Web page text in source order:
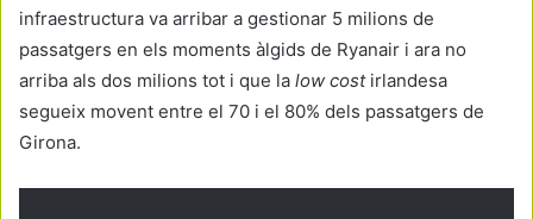
infraestructura va arribar a gestionar 5 milions de
passatgers en els moments àlgids de Ryanair i ara no
arriba als dos milions tot i que la low costirlandesa
segueix movent entre el 70 i el 80% dels passatgers de
Girona.